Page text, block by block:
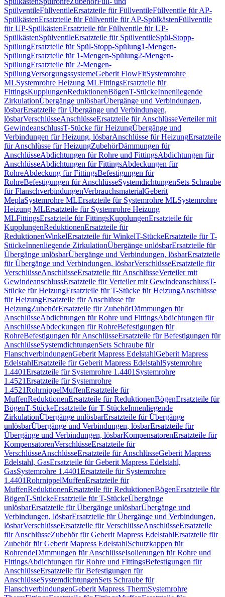
SpülventileFüllventileErsatzteile für FüllventileFüllventile für AP-
SpülkästenErsatzteile für Füllventile für AP-SpülkästenFüllventile
für UP-SpülkästenErsatzteile für Füllventile für UP-
SpülkästenSpülventileErsatzteile für SpülventileSpül-Stopp-
SpülungErsatzteile für Spül-Stopp-Spülung1-Mengen-
SpülungErsatzteile für 1-Mengen-Spülung2-Mengen-
SpülungErsatzteile für 2-Mengen-
SpülungVersorgungssystemeGeberit FlowFitSystemrohre
MLSystemrohre Heizung MLFittingsErsatzteile für
FittingsKupplungenReduktionenBögenT-StückeInnenliegende
ZirkulationÜbergänge unlösbarÜbergänge und Verbindungen,
lösbarErsatzteile für Übergänge und Verbindungen,
lösbarVerschlüsseAnschlüsseErsatzteile für AnschlüsseVerteiler mit
GewindeanschlussT-Stücke für HeizungÜbergänge und
Verbindungen für Heizung, lösbarAnschlüsse für HeizungErsatzteile
für Anschlüsse für HeizungZubehörDämmungen für
AnschlüsseAbdichtungen für Rohre und FittingsAbdichtungen für
AnschlüsseAbdichtungen für FittingsAbdeckungen für
RohreAbdeckung für FittingsBefestigungen für
RohreBefestigungen für AnschlüsseSystemdichtungenSets Schraube
für FlanschverbindungenVerbrauchsmaterialGeberit
MeplaSystemrohre MLErsatzteile für Systemrohre MLSystemrohre
Heizung MLErsatzteile für Systemrohre Heizung
MLFittingsErsatzteile für FittingsKupplungenErsatzteile für
KupplungenReduktionenErsatzteile für
ReduktionenWinkelErsatzteile für WinkelT-StückeErsatzteile für T-
StückeInnenliegende ZirkulationÜbergänge unlösbarErsatzteile für
Übergänge unlösbarÜbergänge und Verbindungen, lösbarErsatzteile
für Übergänge und Verbindungen, lösbarVerschlüsseErsatzteile für
VerschlüsseAnschlüsseErsatzteile für AnschlüsseVerteiler mit
GewindeanschlussErsatzteile für Verteiler mit GewindeanschlussT-
Stücke für HeizungErsatzteile für T-Stücke für HeizungAnschlüsse
für HeizungErsatzteile für Anschlüsse für
HeizungZubehörErsatzteile für ZubehörDämmungen für
AnschlüsseAbdichtungen für Rohre und FittingsAbdichtungen für
AnschlüsseAbdeckungen für RohreBefestigungen für
RohreBefestigungen für AnschlüsseErsatzteile für Befestigungen für
AnschlüsseSystemdichtungenSets Schraube für
FlanschverbindungenGeberit Mapress EdelstahlGeberit Mapress
EdelstahlErsatzteile für Geberit Mapress EdelstahlSystemrohre
1.4401Ersatzteile für Systemrohre 1.4401 Systemrohre
1.4521Ersatzteile für Systemrohre
1.4521RohrnippelMuffenErsatzteile für
MuffenReduktionenErsatzteile für ReduktionenBögenErsatzteile für
BögenT-StückeErsatzteile für T-StückeInnenliegende
ZirkulationÜbergänge unlösbarErsatzteile für Übergänge
unlösbarÜbergänge und Verbindungen, lösbarErsatzteile für
Übergänge und Verbindungen, lösbarKompensatorenErsatzteile für
KompensatorenVerschlüsseErsatzteile für
VerschlüsseAnschlüsseErsatzteile für AnschlüsseGeberit Mapress
Edelstahl, GasErsatzteile für Geberit Mapress Edelstahl,
GasSystemrohre 1.4401Ersatzteile für Systemrohre
1.4401RohrnippelMuffenErsatzteile für
MuffenReduktionenErsatzteile für ReduktionenBögenErsatzteile für
BögenT-StückeErsatzteile für T-StückeÜbergänge
unlösbarErsatzteile für Übergänge unlösbarÜbergänge und
Verbindungen, lösbarErsatzteile für Übergänge und Verbindungen,
lösbarVerschlüsseErsatzteile für VerschlüsseAnschlüsseErsatzteile
für AnschlüsseZubehör für Geberit Mapress EdelstahlErsatzteile für
Zubehör für Geberit Mapress EdelstahlSchutzkappen für
RohrendeDämmungen für AnschlüsseIsolierungen für Rohre und
FittingsAbdichtungen für Rohre und FittingsBefestigungen für
AnschlüsseErsatzteile für Befestigungen für
AnschlüsseSystemdichtungenSets Schraube für
FlanschverbindungenGeberit Mapress ThermSystemrohre